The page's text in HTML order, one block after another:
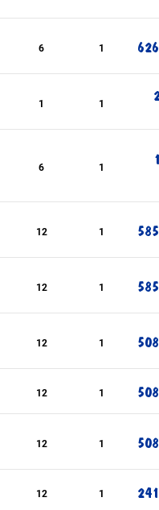
6 1
1 1
6 1
12 1
12 1
12 1
12 1
12 1
12 1